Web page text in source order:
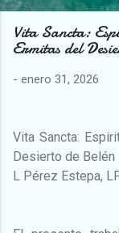
Vita Sancta:
Ermitas del
- enero 31, 2026
Vita Sancta:
Desierto de Belén
L Pérez Estepa,